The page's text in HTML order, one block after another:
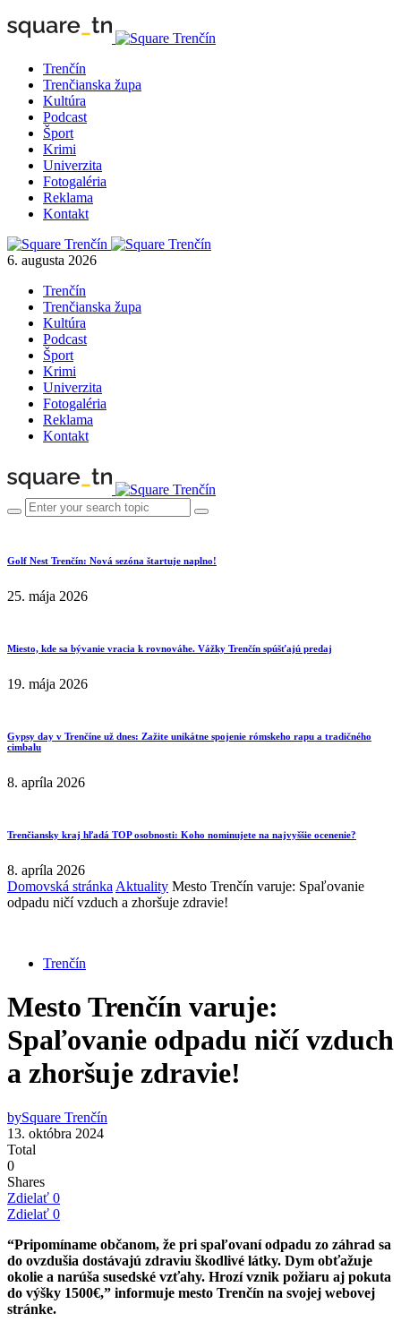
Trenčín
Trenčianska župa
Kultúra
Podcast
Šport
Krimi
Univerzita
Fotogaléria
Reklama
Kontakt
6. augusta 2026
Trenčín
Trenčianska župa
Kultúra
Podcast
Šport
Krimi
Univerzita
Fotogaléria
Reklama
Kontakt
Golf Nest Trenčín: Nová sezóna štartuje naplno!
25. mája 2026
Miesto, kde sa bývanie vracia k rovnováhe. Vážky Trenčín spúšťajú predaj
19. mája 2026
Gypsy day v Trenčíne už dnes: Zažite unikátne spojenie rómskeho rapu a tradičného
cimbalu
8. apríla 2026
Trenčiansky kraj hľadá TOP osobnosti: Koho nominujete na najvyššie ocenenie?
8. apríla 2026
Domovská stránka Aktuality Mesto Trenčín varuje: Spaľovanie
odpadu ničí vzduch a zhoršuje zdravie!
Trenčín
Mesto Trenčín varuje:
Spaľovanie odpadu ničí vzduch
a zhoršuje zdravie!
bySquare Trenčín
13. októbra 2024
Total
0
Shares
Zdielať 0
Zdielať 0
“Pripomíname občanom, že pri spaľovaní odpadu zo záhrad sa
do ovzdušia dostávajú zdraviu škodlivé látky. Dym obťažuje
okolie a narúša susedské vzťahy. Hrozí vznik požiaru aj pokuta
do výšky 1500€,” informuje mesto Trenčín na svojej webovej
stránke.